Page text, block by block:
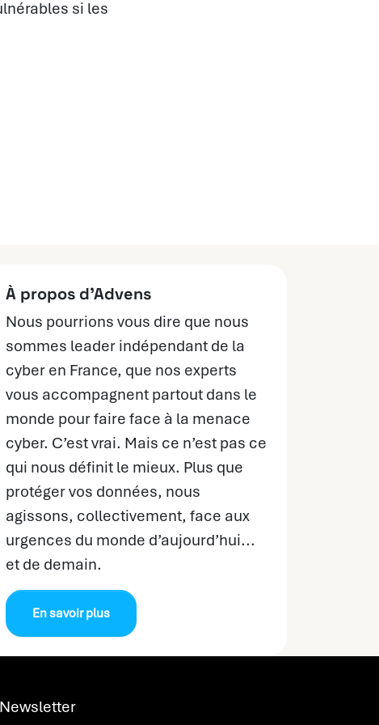
si les
À propos d’Advens
Nous pourrions vous dire que nous
sommes leader indépendant de la
cyber en France, que nos experts
vous accompagnent partout dans le
monde pour faire face à la menace
cyber. C’est vrai. Mais ce n’est pas ce
qui nous définit le mieux. Plus que
protéger vos données, nous
agissons, collectivement, face aux
urgences du monde d’aujourd’hui...
et de demain.
En savoir plus
Newsletter